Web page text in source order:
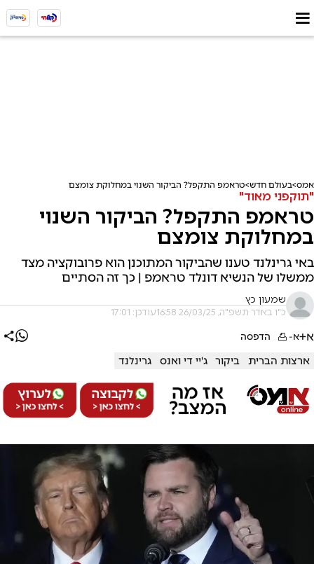
אמס בעולם חדש טראמפ התקפל? הביקור השנוי במחלוקת צומצם
"תוקפני מאוד"
טראמפ התקפל? הביקור השנוי
במחלוקת צומצם
באי גרינלנד טענו שהביקור המתוכנן הוא פרובוקציה מצד
ממשלו של הנשיא דונלד טראמפ | כך זה הסתיים
שמעון כץ
כ"ו באדר תשפ"ה, 26/03/25 16:58 עודכן: 17:01
א+א- הדפסה
ארצות הברית ביקור ג'יי די ואנס גרינלנד